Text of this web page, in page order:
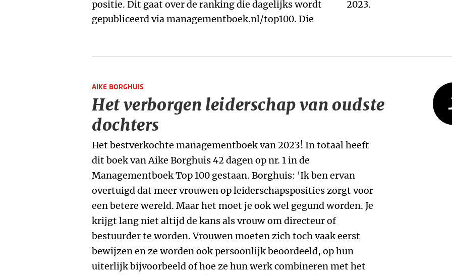
positie. Dit gaat over de ranking die dagelijks wordt
gepubliceerd via managementboek.nl/top100. Die
2023.
AIKE BORGHUIS
Het verborgen leiderschap van oudste
dochters
Het bestverkochte managementboek van 2023! In totaal heeft
dit boek van Aike Borghuis 42 dagen op nr. 1 in de
Managementboek Top 100 gestaan. Borghuis: 'Ik ben ervan
overtuigd dat meer vrouwen op leiderschapsposities zorgt voor
een betere wereld. Maar het moet je ook wel gegund worden. Je
krijgt lang niet altijd de kans als vrouw om directeur of
bestuurder te worden. Vrouwen moeten zich toch vaak eerst
bewijzen en ze worden ook persoonlijk beoordeeld, op hun
uiterlijk bijvoorbeeld of hoe ze hun werk combineren met het